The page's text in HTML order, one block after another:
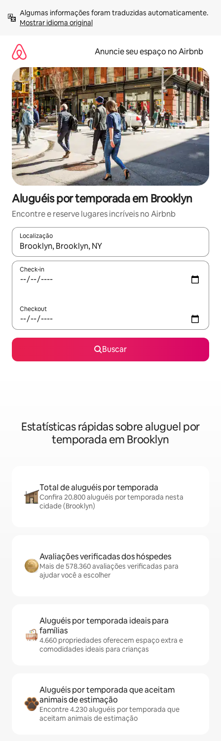
para
Mostrar idioma original
Anuncie seu espaço no Airbnb
Aluguéis por temporada em Brooklyn
Encontre e reserve lugares incríveis no Airbnb
Localização
Quando os resultados estiverem disponíveis, explore-os
Check-in
Checkout
Buscar
Estatísticas rápidas sobre aluguel por
temporada em Brooklyn
Total de aluguéis por temporada
Confira 20.800 aluguéis por temporada nesta
cidade (Brooklyn)
Avaliações verificadas dos hóspedes
Mais de 578.360 avaliações verificadas para
ajudar você a escolher
Aluguéis por temporada ideais para
famílias
4.660 propriedades oferecem espaço extra e
comodidades ideais para crianças
Aluguéis por temporada que aceitam
animais de estimação
Encontre 4.230 aluguéis por temporada que
aceitam animais de estimação